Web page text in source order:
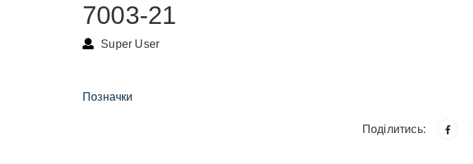
7003-21
Super User
Позначки
Поділитись: